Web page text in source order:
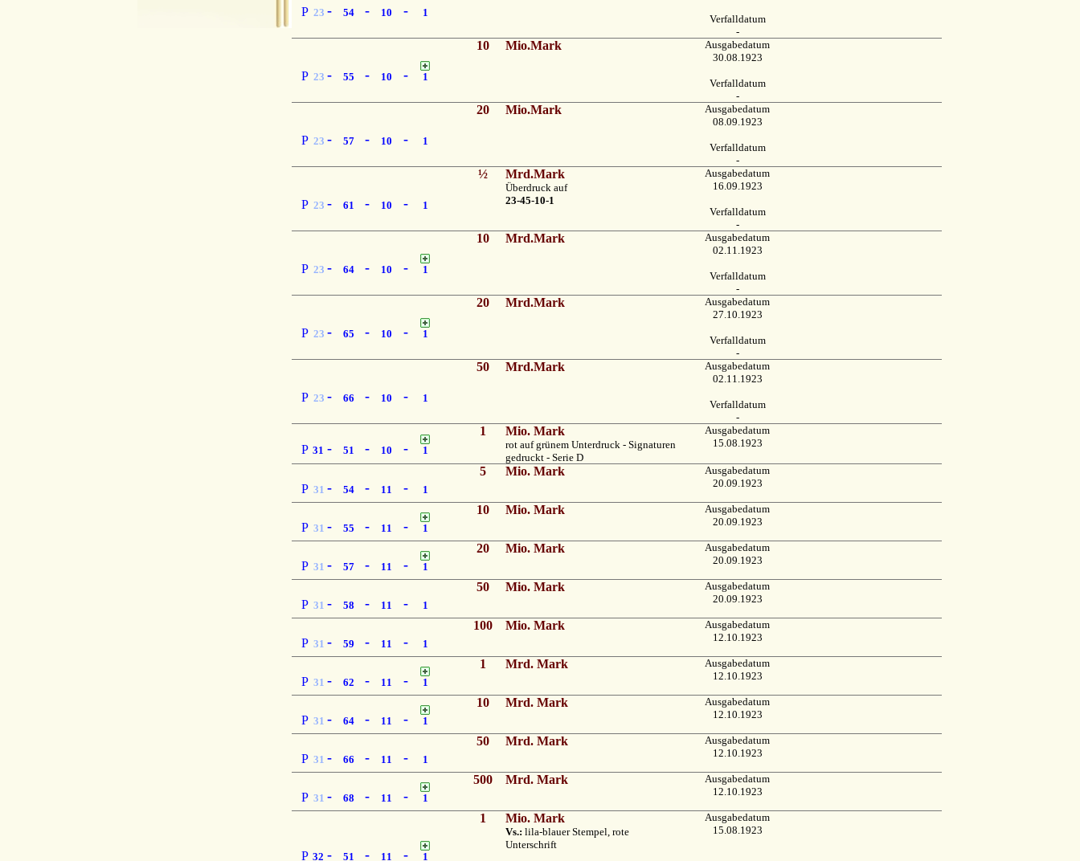
P 23 - 54 - 10 - 1
Verfalldatum
-
P 23 - 55 - 10 - 1
10 Mio.Mark
Ausgabedatum
30.08.1923
Verfalldatum
-
P 23 - 57 - 10 - 1
20 Mio.Mark
Ausgabedatum
08.09.1923
Verfalldatum
-
P 23 - 61 - 10 - 1
½ Mrd.Mark
Überdruck auf
23-45-10-1
Ausgabedatum
16.09.1923
Verfalldatum
-
P 23 - 64 - 10 - 1
10 Mrd.Mark
Ausgabedatum
02.11.1923
Verfalldatum
-
P 23 - 65 - 10 - 1
20 Mrd.Mark
Ausgabedatum
27.10.1923
Verfalldatum
-
P 23 - 66 - 10 - 1
50 Mrd.Mark
Ausgabedatum
02.11.1923
Verfalldatum
-
P 31 - 51 - 10 - 1
1 Mio. Mark
rot auf grünem Unterdruck - Signaturen
gedruckt - Serie D
Ausgabedatum
15.08.1923
P 31 - 54 - 11 - 1
5 Mio. Mark
Ausgabedatum
20.09.1923
P 31 - 55 - 11 - 1
10 Mio. Mark
Ausgabedatum
20.09.1923
P 31 - 57 - 11 - 1
20 Mio. Mark
Ausgabedatum
20.09.1923
P 31 - 58 - 11 - 1
50 Mio. Mark
Ausgabedatum
20.09.1923
P 31 - 59 - 11 - 1
100 Mio. Mark
Ausgabedatum
12.10.1923
P 31 - 62 - 11 - 1
1 Mrd. Mark
Ausgabedatum
12.10.1923
P 31 - 64 - 11 - 1
10 Mrd. Mark
Ausgabedatum
12.10.1923
P 31 - 66 - 11 - 1
50 Mrd. Mark
Ausgabedatum
12.10.1923
P 31 - 68 - 11 - 1
500 Mrd. Mark
Ausgabedatum
12.10.1923
P 32 - 51 - 11 - 1
1 Mio. Mark
Vs.: lila-blauer Stempel, rote
Unterschrift
Ausgabedatum
15.08.1923